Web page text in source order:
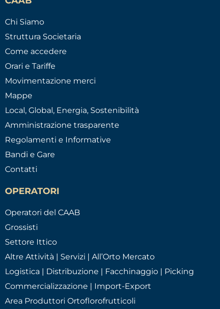
Chi Siamo
Struttura Societaria
Come accedere
Orari e Tariffe
Movimentazione merci
Mappe
Local, Global, Energia, Sostenibilità
Amministrazione trasparente
Regolamenti e Informative
Bandi e Gare
Contatti
OPERATORI
Operatori del CAAB
Grossisti
Settore Ittico
Altre Attività | Servizi | All’Orto Mercato
Logistica | Distribuzione | Facchinaggio | Picking
Commercializzazione | Import-Export
Area Produttori Ortoflorofrutticoli